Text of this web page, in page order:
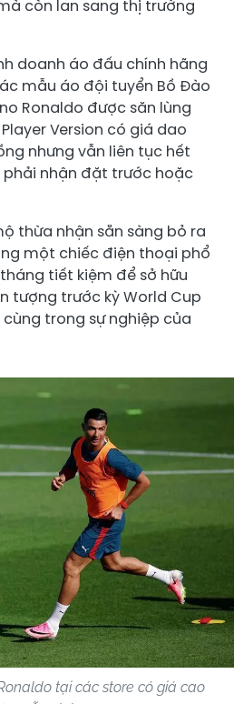
còn lan sang thị trường
doanh áo đấu chính hãng
mẫu áo đội tuyển Bồ Đào
Ronaldo được săn lùng
Version có giá dao
nhưng vẫn liên tục hết
phải nhận đặt trước hoặc
thừa nhận sẵn sàng bỏ ra
một chiếc điện thoại phổ
tiết kiệm để sở hữu
tượng trước kỳ World Cup
trong sự nghiệp của
tại các store có giá cao